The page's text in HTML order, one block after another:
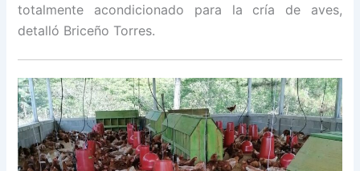
totalmente acondicionado para la cría de aves,
detalló Briceño Torres.